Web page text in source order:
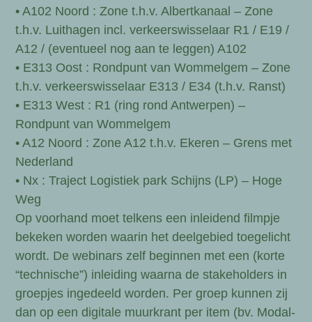
• A102 Noord : Zone t.h.v. Albertkanaal – Zone
t.h.v. Luithagen incl. verkeerswisselaar R1 / E19 /
A12 / (eventueel nog aan te leggen) A102
• E313 Oost : Rondpunt van Wommelgem – Zone
t.h.v. verkeerswisselaar E313 / E34 (t.h.v. Ranst)
• E313 West : R1 (ring rond Antwerpen) –
Rondpunt van Wommelgem
• A12 Noord : Zone A12 t.h.v. Ekeren – Grens met
Nederland
• Nx : Traject Logistiek park Schijns (LP) – Hoge
Weg
Op voorhand moet telkens een inleidend filmpje
bekeken worden waarin het deelgebied toegelicht
wordt. De webinars zelf beginnen met een (korte
“technische”) inleiding waarna de stakeholders in
groepjes ingedeeld worden. Per groep kunnen zij
dan op een digitale muurkrant per item (bv. Modal-